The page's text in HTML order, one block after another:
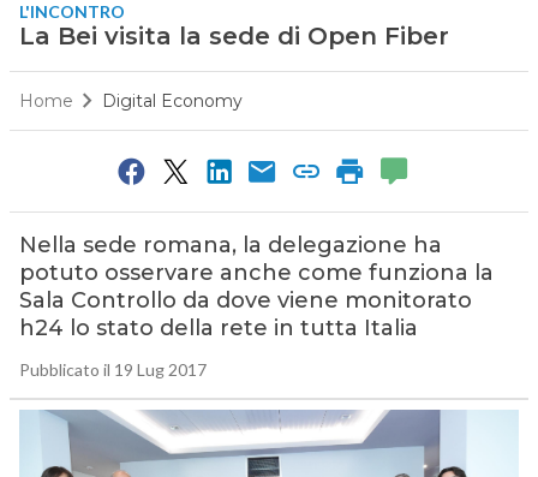
L'INCONTRO
La Bei visita la sede di Open Fiber
Home Digital Economy
Nella sede romana, la delegazione ha
potuto osservare anche come funziona la
Sala Controllo da dove viene monitorato
h24 lo stato della rete in tutta Italia
Pubblicato il 19 Lug 2017